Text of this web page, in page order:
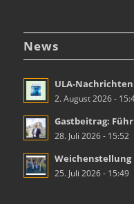
News
ULA-Nachrichten
2. August 2026 -
Gastbeitrag:
28. Juli 2026 - 15:52
Weichenstellung
25. Juli 2026 - 15:49